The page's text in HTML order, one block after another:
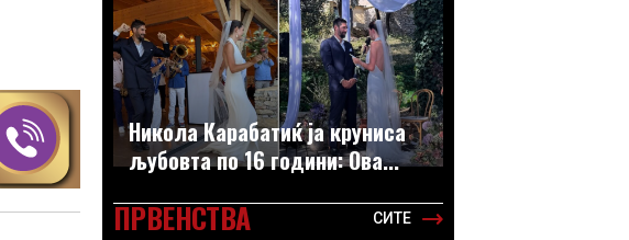
Никола Карабатиќ ја круниса
љубовта по 16 години: Ова...
ПРВЕНСТВА СИТЕ